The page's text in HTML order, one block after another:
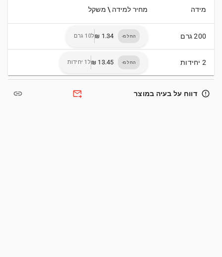
מידה מחיר למידה \ משקל
200 גרם החל מ- ל10 גרם
2 יחידות החל מ- ל1 יחידות
error_outline דווח על בעיה במוצר forward_to_inbox
link